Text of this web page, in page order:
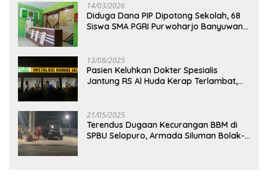
14/03/2026
Diduga Dana PIP Dipotong Sekolah, 68
Siswa SMA PGRI Purwoharjo Banyuwangi
13/08/2025
Pasien Keluhkan Dokter Spesialis
Jantung RS Al Huda Kerap Terlambat,
21/05/2025
Terendus Dugaan Kecurangan BBM di
SPBU Selopuro, Armada Siluman Bolak-